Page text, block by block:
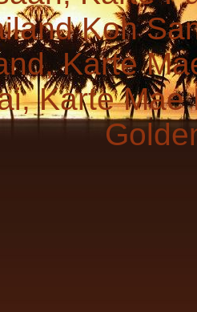
Koh
Karte
Karte